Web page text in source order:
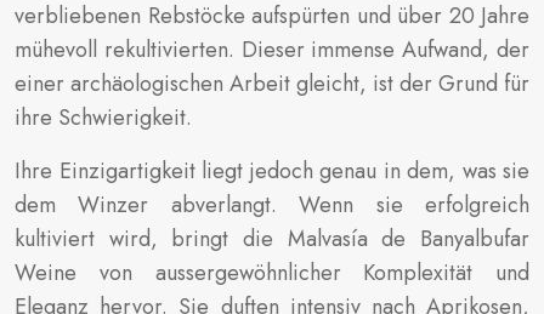
verbliebenen Rebstöcke aufspürten und über 20 Jahre
mühevoll rekultivierten. Dieser immense Aufwand, der
einer archäologischen Arbeit gleicht, ist der Grund für
ihre Schwierigkeit.
Ihre Einzigartigkeit liegt jedoch genau in dem, was sie
dem Winzer abverlangt. Wenn sie erfolgreich
kultiviert wird, bringt die Malvasía de Banyalbufar
Weine von aussergewöhnlicher Komplexität und
Eleganz hervor. Sie duften intensiv nach Aprikosen,